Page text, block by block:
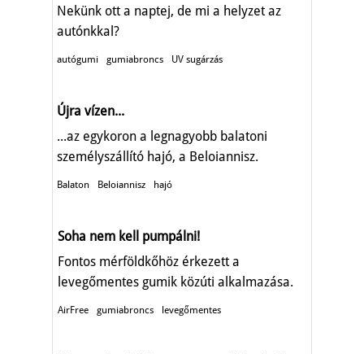
Nekünk ott a naptej, de mi a helyzet az
autónkkal?
autógumi gumiabroncs UV sugárzás
Újra vízen...
...az egykoron a legnagyobb balatoni
személyszállító hajó, a Beloiannisz.
Balaton Beloiannisz hajó
Soha nem kell pumpálni!
Fontos mérföldkőhöz érkezett a
levegőmentes gumik közúti alkalmazása.
AirFree gumiabroncs levegőmentes